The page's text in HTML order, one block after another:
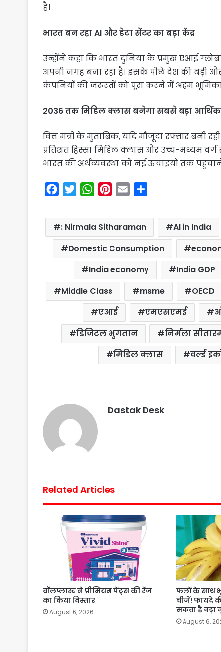
है।
भारत बन रहा AI और डेटा सेंटर का बड़ा केंद्र
उन्होंने कहा कि भारत दुनिया के प्रमुख एआई
अपनी जगह बना रहा है। इसके पीछे देश की बड़ी
कंपनियों की जरूरतों को पूरा करने में अहम भूमिका
2036 तक मिडिल क्लास बनेगा सबसे बड़ा
वित्त मंत्री के मुताबिक, यदि मौजूदा रफ्तार बनी
प्रतिशत हिस्सा मिडिल क्लास और उच्च-मध्यम
भारत की अर्थव्यवस्था को नई ऊंचाइयों तक
c
e
b
o
k
i
t
t
e
W
a
t
s
A
p
p
n
t
e
r
e
s
t
a
i
l
a
e
: Nirmala Sitharaman
AI in India
Domestic Consumption
India economy
India GDP
Middle Class
msme
OECD
एआई
एमएसएमई
डिजिटल भुगतान
निर्मला
मिडिल क्लास
वर्ल्ड
Dastak Desk
Related Articles
वॉलप्लास्ट ने प्रीमियम पेंट्स की रेंज
का किया विस्तार
August 6, 2026
फलों के साथ
चीजें! फायदे
सकता है बड़ा
August 6,